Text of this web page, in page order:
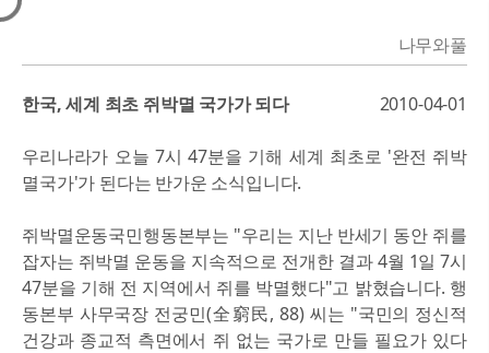
나무와풀
한국, 세계 최초 쥐박멸 국가가 되다 2010-04-01
우리나라가 오늘 7시 47분을 기해 세계 최초로 '완전 쥐박
멸국가'가 된다는 반가운 소식입니다.
쥐박멸운동국민행동본부는 "우리는 지난 반세기 동안 쥐를
잡자는 쥐박멸 운동을 지속적으로 전개한 결과 4월 1일 7시
47분을 기해 전 지역에서 쥐를 박멸했다"고 밝혔습니다. 행
동본부 사무국장 전궁민(全窮民, 88) 씨는 "국민의 정신적
건강과 종교적 측면에서 쥐 없는 국가로 만들 필요가 있다